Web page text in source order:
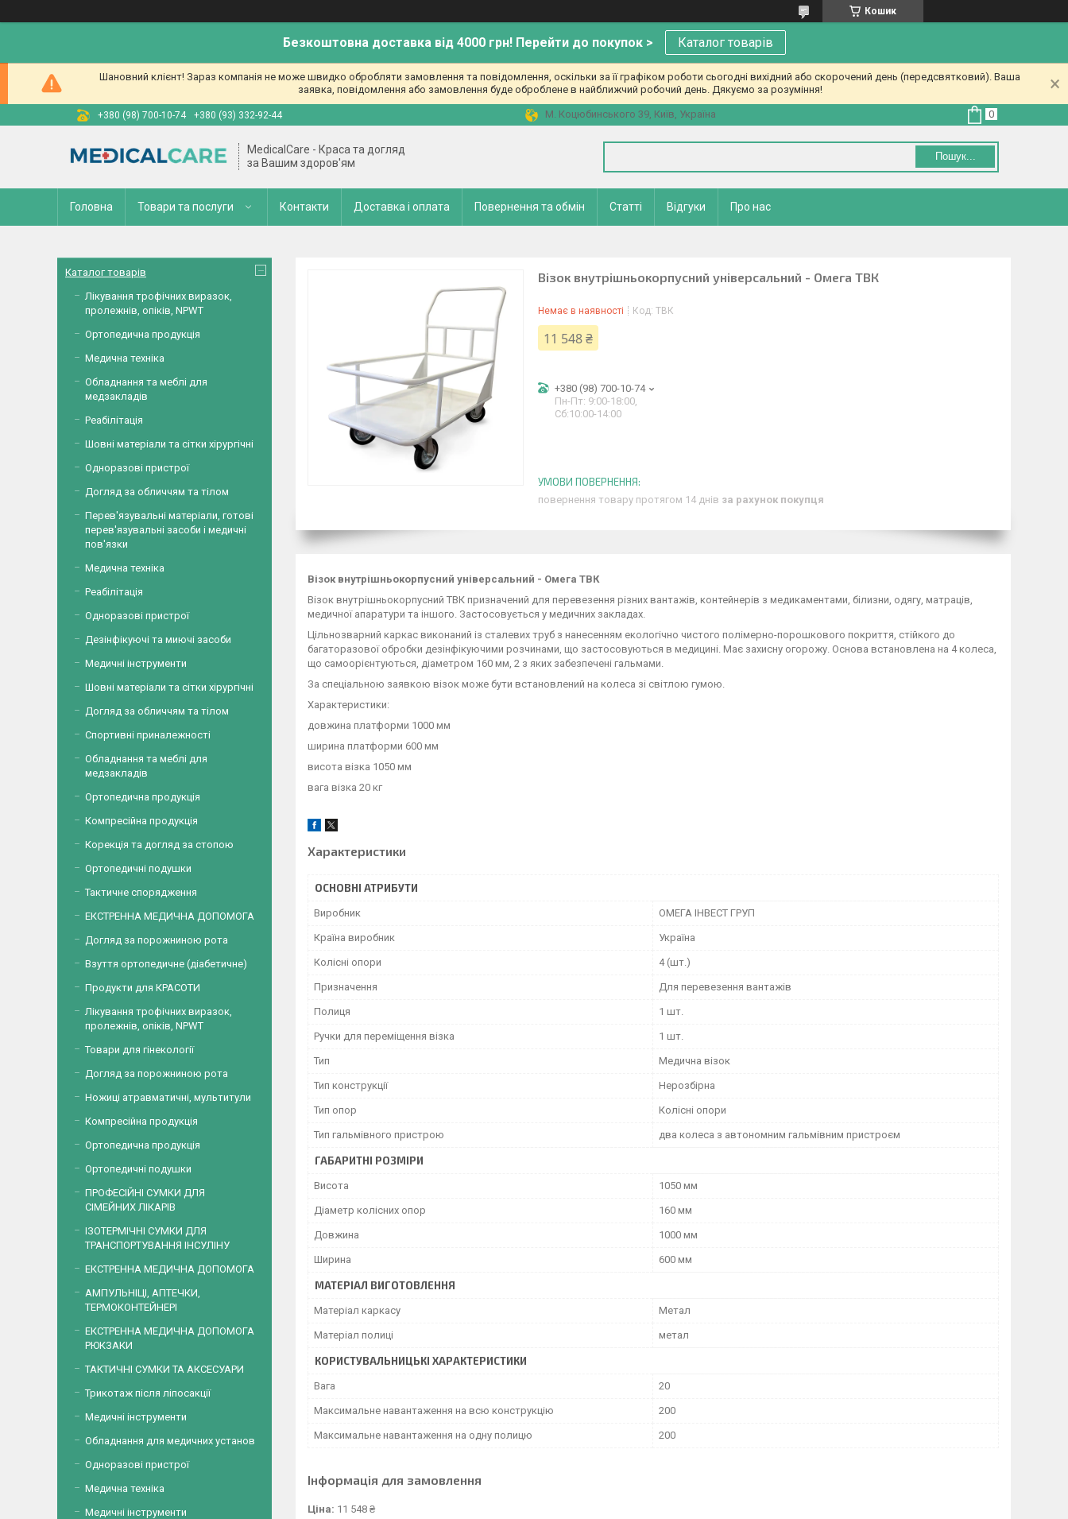
Кошик
Безкоштовна доставка від 4000 грн! Перейти до покупок > Каталог товарів
Шановний клієнт! Зараз компанія не може швидко обробляти замовлення та повідомлення, оскільки за її графіком роботи сьогодні вихідний або скорочений день (передсвятковий). Ваша
заявка, повідомлення або замовлення буде оброблене в найближчий робочий день. Дякуємо за розуміння!
+380 (98) 700-10-74 +380 (93) 332-92-44 М. Коцюбинського 39, Київ, Україна
MedicalCare - Краса та догляд
за Вашим здоров'ям
Пошук...
Головна Товари та послуги Контакти Доставка і оплата Повернення та обмін Статті Відгуки Про нас
Візок внутрішньокорпусний універсальний - Омега ТВК
Немає в наявності Код: ТВК
11 548 ₴
+380 (98) 700-10-74
Пн-Пт: 9:00-18:00,
Сб:10:00-14:00
повернення товару протягом 14 днів за рахунок покупця
Візок внутрішньокорпусний універсальний - Омега ТВК
Візок внутрішньокорпусний ТВК призначений для перевезення різних вантажів, контейнерів з медикаментами, білизни, одягу, матраців,
медичної апаратури та іншого. Застосовується у медичних закладах.
Цільнозварний каркас виконаний із сталевих труб з нанесенням екологічно чистого полімерно-порошкового покриття, стійкого до
багаторазової обробки дезінфікуючими розчинами, що застосовуються в медицині. Має захисну огорожу. Основа встановлена на 4 колеса,
що самоорієнтуються, діаметром 160 мм, 2 з яких забезпечені гальмами.
За спеціальною заявкою візок може бути встановлений на колеса зі світлою гумою.
Характеристики:
довжина платформи 1000 мм
ширина платформи 600 мм
висота візка 1050 мм
вага візка 20 кг
Характеристики
ОСНОВНІ АТРИБУТИ
Виробник ОМЕГА ІНВЕСТ ГРУП
Країна виробник Україна
Колісні опори 4 (шт.)
Призначення Для перевезення вантажів
Полиця 1 шт.
Ручки для переміщення візка 1 шт.
Тип Медична візок
Тип конструкції Нерозбірна
Тип опор Колісні опори
Тип гальмівного пристрою два колеса з автономним гальмівним пристроєм
ГАБАРИТНІ РОЗМІРИ
Висота 1050 мм
Діаметр колісних опор 160 мм
Довжина 1000 мм
Ширина 600 мм
МАТЕРІАЛ ВИГОТОВЛЕННЯ
Матеріал каркасу Метал
Матеріал полиці метал
КОРИСТУВАЛЬНИЦЬКІ ХАРАКТЕРИСТИКИ
Вага 20
Максимальне навантаження на всю конструкцію 200
Максимальне навантаження на одну полицю 200
Інформація для замовлення
Ціна: 11 548 ₴
Каталог товарів
Лікування трофічних виразок,
пролежнів, опіків, NPWT
Ортопедична продукція
Медична техніка
Обладнання та меблі для
медзакладів
Реабілітація
Шовні матеріали та сітки хірургічні
Одноразові пристрої
Догляд за обличчям та тілом
Перев'язувальні матеріали, готові
перев'язувальні засоби і медичні
пов'язки
Медична техніка
Реабілітація
Одноразові пристрої
Дезінфікуючі та миючі засоби
Медичні інструменти
Шовні матеріали та сітки хірургічні
Догляд за обличчям та тілом
Спортивні приналежності
Обладнання та меблі для
медзакладів
Ортопедична продукція
Компресійна продукція
Корекція та догляд за стопою
Ортопедичні подушки
Тактичне спорядження
ЕКСТРЕННА МЕДИЧНА ДОПОМОГА
Догляд за порожниною рота
Взуття ортопедичне (діабетичне)
Продукти для КРАСОТИ
Лікування трофічних виразок,
пролежнів, опіків, NPWT
Товари для гінекології
Догляд за порожниною рота
Ножиці атравматичні, мультитули
Компресійна продукція
Ортопедична продукція
Ортопедичні подушки
ПРОФЕСІЙНІ СУМКИ ДЛЯ
СІМЕЙНИХ ЛІКАРІВ
ІЗОТЕРМІЧНІ СУМКИ ДЛЯ
ТРАНСПОРТУВАННЯ ІНСУЛІНУ
ЕКСТРЕННА МЕДИЧНА ДОПОМОГА
АМПУЛЬНІЦІ, АПТЕЧКИ,
ТЕРМОКОНТЕЙНЕРІ
ЕКСТРЕННА МЕДИЧНА ДОПОМОГА
РЮКЗАКИ
ТАКТИЧНІ СУМКИ ТА АКСЕСУАРИ
Трикотаж після ліпосакції
Медичні інструменти
Обладнання для медичних установ
Одноразові пристрої
Медична техніка
Медичні інструменти